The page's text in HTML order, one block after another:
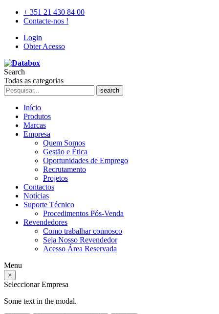
+ 351 21 430 84 00
Contacte-nos !
Login
Obter Acesso
Search
Todas as categorias
search
Início
Produtos
Marcas
Empresa
Quem Somos
Gestão e Ética
Oportunidades de Emprego
Recrutamento
Projetos
Contactos
Notícias
Suporte Técnico
Procedimentos Pós-Venda
Revendedores
Como trabalhar connosco
Seja Nosso Revendedor
Acesso Área Reservada
Menu
×
Seleccionar Empresa
Some text in the modal.